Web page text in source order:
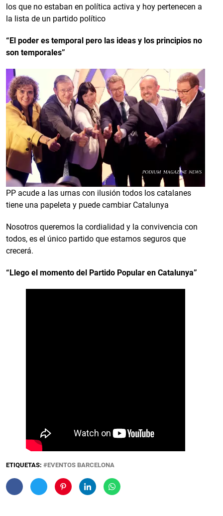
los que no estaban en política activa y hoy pertenecen a
la lista de un partido político
“El poder es temporal pero las ideas y los principios no
son temporales”
PP acude a las urnas con ilusión todos los catalanes
tiene una papeleta y puede cambiar Catalunya
Nosotros queremos la cordialidad y la convivencia con
todos, es el único partido que estamos seguros que
crecerá.
“Llego el momento del Partido Popular en Catalunya”
ETIQUETAS: EVENTOS BARCELONA